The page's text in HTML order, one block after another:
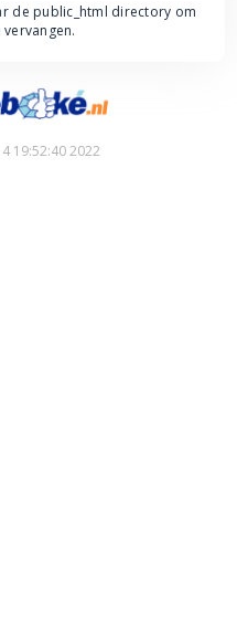
de public_html directory om
19:52:40 2022